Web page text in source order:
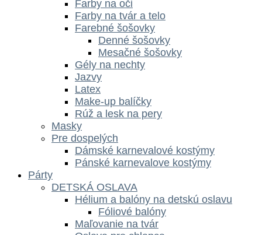
Farby na oči
Farby na tvár a telo
Farebné šošovky
Denné šošovky
Mesačné šošovky
Gély na nechty
Jazvy
Latex
Make-up balíčky
Rúž a lesk na pery
Masky
Pre dospelých
Dámské karnevalové kostýmy
Pánské karnevalove kostýmy
Párty
DETSKÁ OSLAVA
Hélium a balóny na detskú oslavu
Fóliové balóny
Maľovanie na tvár